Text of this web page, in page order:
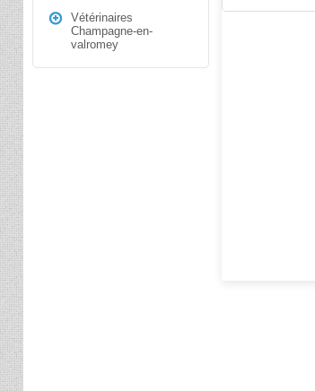
Vétérinaires
Champagne-en-
valromey